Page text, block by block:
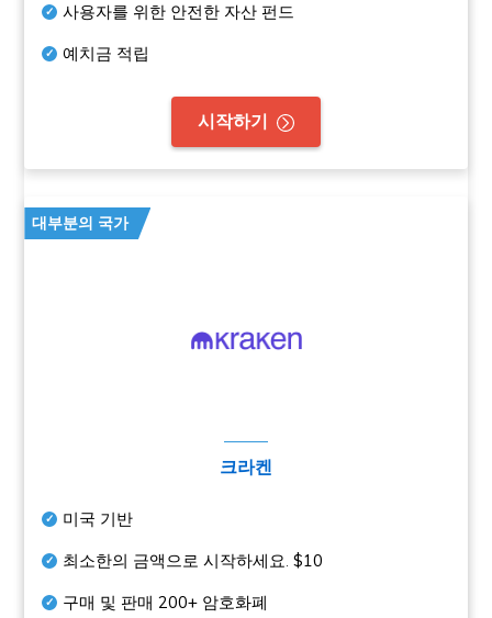
사용자를 위한 안전한 자산 펀드
예치금 적립
시작하기
대부분의 국가
크라켄
미국 기반
최소한의 금액으로 시작하세요.$10
구매 및 판매200+ 암호화폐